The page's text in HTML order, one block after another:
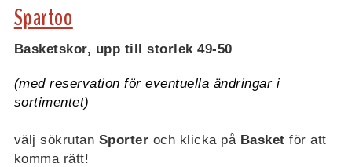
Spartoo
Basketskor, upp till storlek 49-50
(med reservation för eventuella ändringar i
sortimentet)
välj sökrutan Sporter och klicka på Basket för att
komma rätt!